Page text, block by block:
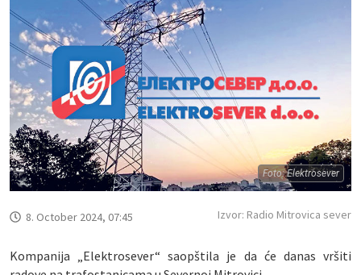
Foto: Elektrosever
8. October 2024, 07:45 Izvor: Radio Mitrovica sever
Kompanija „Elektrosever“ saopštila je da će danas vršiti